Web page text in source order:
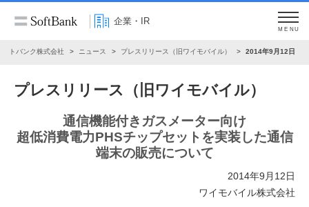
企業・IR
MENU
フトバンク株式会社 ニュース プレスリリース（旧ワイモバイル） 2014年9月12日
プレスリリース（旧ワイモバイル）
通信機能付きガスメーター向け
超低消費電力PHSチップセットを実装した通信
端末の販売について
2014年9月12日
ワイモバイル株式会社